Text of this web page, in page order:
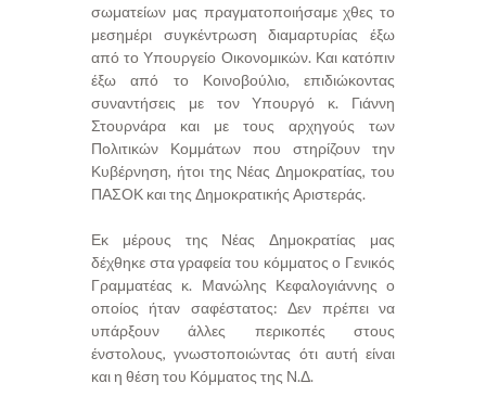
σωματείων μας πραγματοποιήσαμε χθες το
μεσημέρι συγκέντρωση διαμαρτυρίας έξω
από το Υπουργείο Οικονομικών. Και κατόπιν
έξω από το Κοινοβούλιο, επιδιώκοντας
συναντήσεις με τον Υπουργό κ. Γιάννη
Στουρνάρα και με τους αρχηγούς των
Πολιτικών Κομμάτων που στηρίζουν την
Κυβέρνηση, ήτοι της Νέας Δημοκρατίας, του
ΠΑΣΟΚ και της Δημοκρατικής Αριστεράς.
Εκ μέρους της Νέας Δημοκρατίας μας
δέχθηκε στα γραφεία του κόμματος ο Γενικός
Γραμματέας κ. Μανώλης Κεφαλογιάννης ο
οποίος ήταν σαφέστατος: Δεν πρέπει να
υπάρξουν άλλες περικοπές στους
ένστολους, γνωστοποιώντας ότι αυτή είναι
και η θέση του Κόμματος της Ν.Δ.